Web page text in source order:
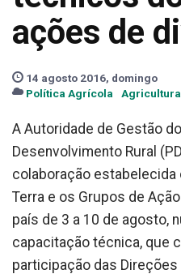
ações de
14 agosto 2016, domingo
Política Agrícola
Agricultura
A Autoridade de Gestão
Desenvolvimento Rural
colaboração estabelecida
Terra e os Grupos de
país de 3 a 10 de agosto,
capacitação técnica, que
participação das